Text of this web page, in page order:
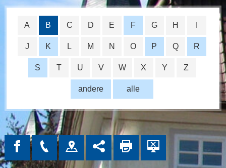
alle
A B C D E F G H
J K L M N O P Q R
S T U V W X Y Z
andere